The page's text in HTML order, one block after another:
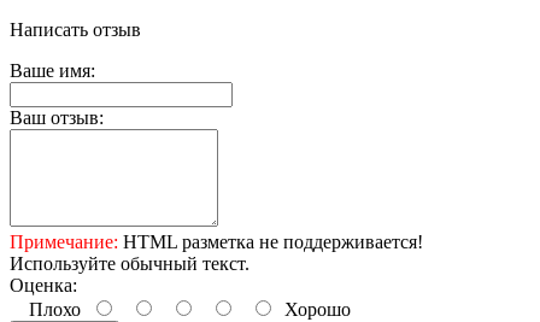
Написать отзыв
Ваше имя:
Ваш отзыв:
Примечание: HTML разметка не поддерживается!
Используйте обычный текст.
Оценка:
Плохо
Хорошо